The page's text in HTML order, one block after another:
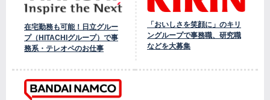
在宅勤務も可能！日立グルー
プ（HITACHIグループ）で事
務系・テレオペのお仕事
「おいしさを笑顔に」のキリ
ングループで事務職、研究職
などを大募集